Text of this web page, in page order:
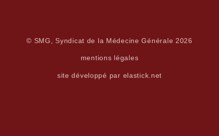
© SMG, Syndicat de la Médecine Générale 2026
mentions légales
site développé par elastick.net